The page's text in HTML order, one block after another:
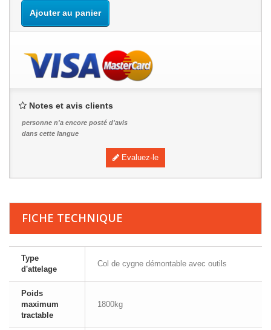
Ajouter au panier
Notes et avis clients
personne n'a encore posté d'avis
dans cette langue
Evaluez-le
FICHE TECHNIQUE
Type
d'attelage
Col de cygne démontable avec outils
Poids
maximum
tractable
1800kg